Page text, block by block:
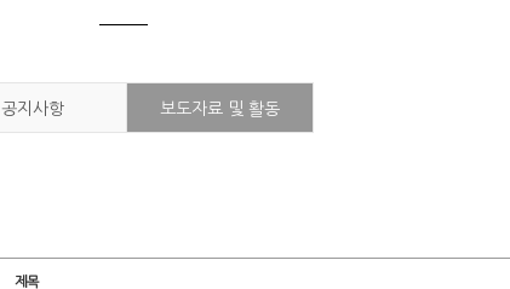
공지사항 보도자료 및 활동
제목